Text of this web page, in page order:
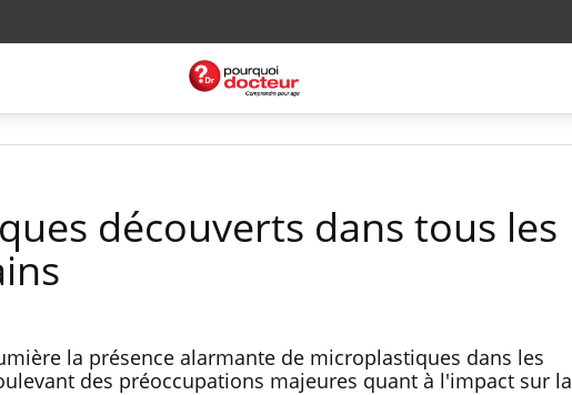
découverts dans tous les
la présence alarmante de microplastiques dans les
des préoccupations majeures quant à l'impact sur la